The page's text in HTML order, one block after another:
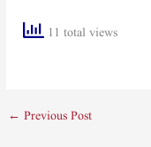
11 total views
← Previous Post